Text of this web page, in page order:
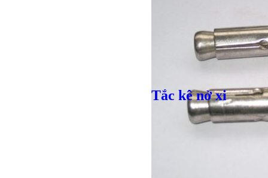
Tắc kê nở xi